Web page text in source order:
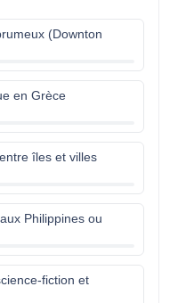
(Downton
en Grèce
îles et villes
Philippines ou
fiction et